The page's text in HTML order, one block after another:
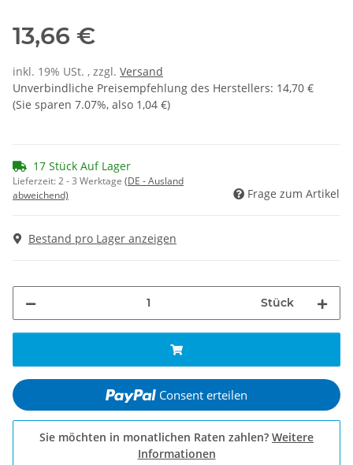
13,66 €
inkl. 19% USt. , zzgl. Versand
Unverbindliche Preisempfehlung des Herstellers: 14,70 €
(Sie sparen 7.07%, also 1,04 €)
17 Stück Auf Lager
Lieferzeit:2 - 3 Werktage (DE - Ausland
abweichend)
Frage zum Artikel
Bestand pro Lager anzeigen
Stück
Consent erteilen
Sie möchten in monatlichen Raten zahlen? Weitere
Informationen